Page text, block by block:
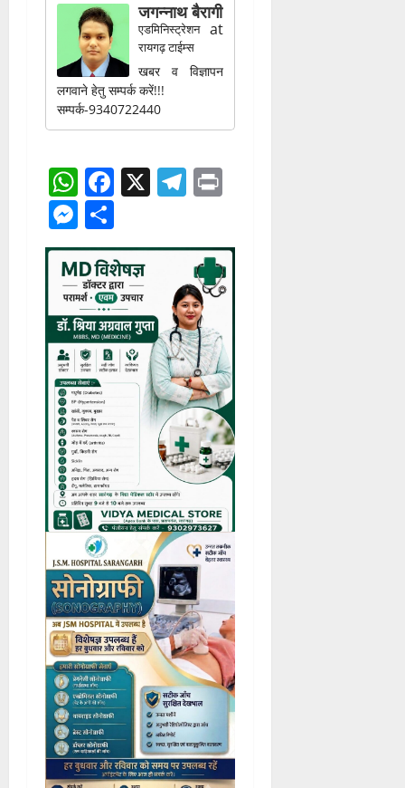
जगन्नाथ बैरागी
एडमिनिस्ट्रेशनat
रायगढ़ टाईम्स
खबर व विज्ञापन
लगवाने हेतु सम्पर्क करें!!!
सम्पर्क-9340722440
WhatsApp
Facebook
X Telegram
Messenger